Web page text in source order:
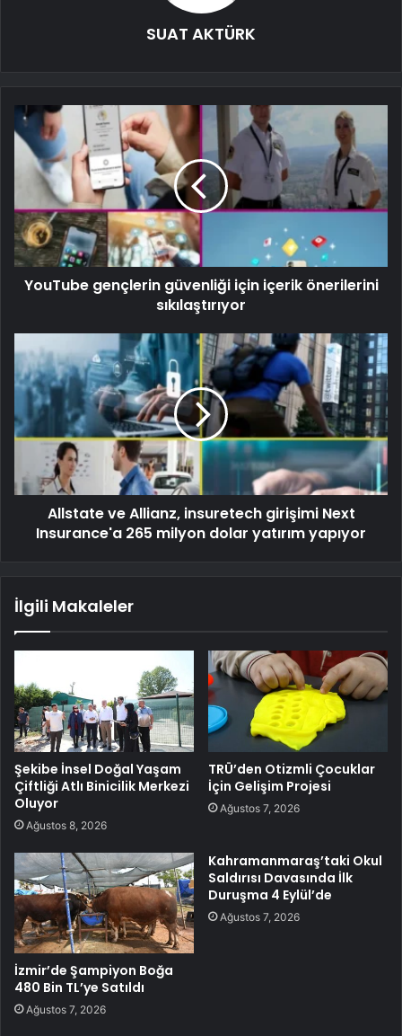
SUAT AKTÜRK
YouTube gençlerin güvenliği için içerik önerilerini
sıkılaştırıyor
Allstate ve Allianz, insuretech girişimi Next
Insurance'a 265 milyon dolar yatırım yapıyor
İlgili Makaleler
Şekibe İnsel Doğal Yaşam
Çiftliği Atlı Binicilik Merkezi
Oluyor
Ağustos 8, 2026
TRÜ’den Otizmli Çocuklar
İçin Gelişim Projesi
Ağustos 7, 2026
İzmir’de Şampiyon Boğa
480 Bin TL’ye Satıldı
Ağustos 7, 2026
Kahramanmaraş’taki Okul
Saldırısı Davasında İlk
Duruşma 4 Eylül’de
Ağustos 7, 2026